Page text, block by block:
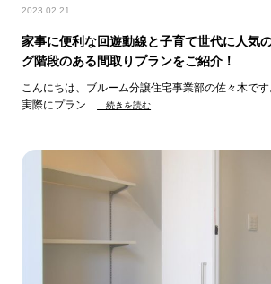
2023.02.21
家事に便利な回遊動線と子育て世代に人気
グ階段のある間取りプランをご紹介！
こんにちは、ブルーム分譲住宅事業部の佐々木で
実際にプラン
…続きを読む